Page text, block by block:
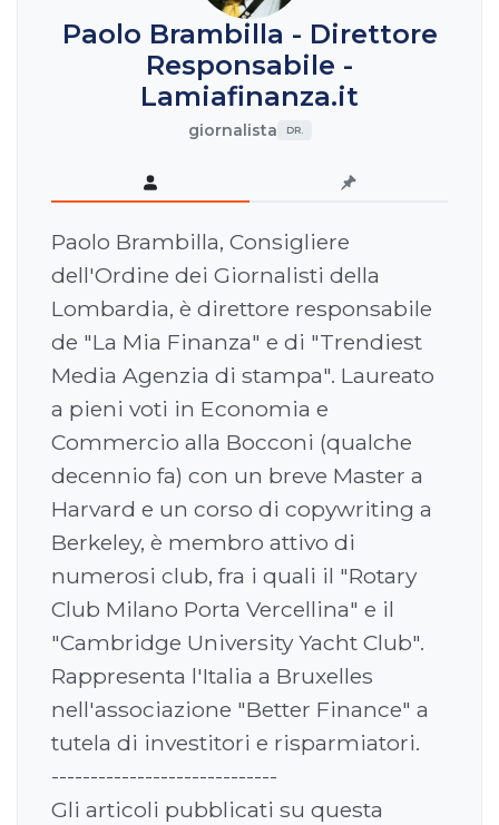
Paolo Brambilla - Direttore
Responsabile -
Lamiafinanza.it
giornalista DR.
Paolo Brambilla, Consigliere
dell'Ordine dei Giornalisti della
Lombardia, è direttore responsabile
de "La Mia Finanza" e di "Trendiest
Media Agenzia di stampa". Laureato
a pieni voti in Economia e
Commercio alla Bocconi (qualche
decennio fa) con un breve Master a
Harvard e un corso di copywriting a
Berkeley, è membro attivo di
numerosi club, fra i quali il "Rotary
Club Milano Porta Vercellina" e il
"Cambridge University Yacht Club".
Rappresenta l'Italia a Bruxelles
nell'associazione "Better Finance" a
tutela di investitori e risparmiatori.
-----------------------------
Gli articoli pubblicati su questa